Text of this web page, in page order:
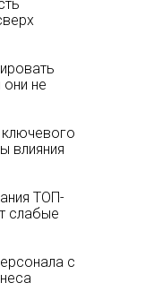
не
влияния
ТОП-
слабые
с